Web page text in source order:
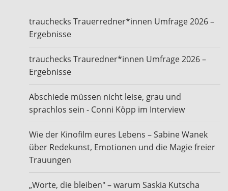
trauchecks Trauerredner*innen Umfrage 2026 –
Ergebnisse
trauchecks Trauredner*innen Umfrage 2026 –
Ergebnisse
Abschiede müssen nicht leise, grau und
sprachlos sein - Conni Köpp im Interview
Wie der Kinofilm eures Lebens – Sabine Wanek
über Redekunst, Emotionen und die Magie freier
Trauungen
„Worte, die bleiben" – warum Saskia Kutscha